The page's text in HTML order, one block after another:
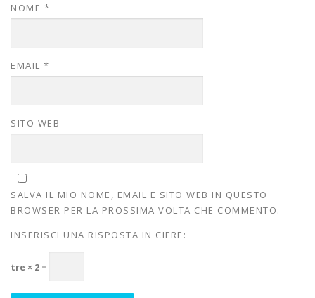
NOME *
EMAIL *
SITO WEB
SALVA IL MIO NOME, EMAIL E SITO WEB IN QUESTO
BROWSER PER LA PROSSIMA VOLTA CHE COMMENTO.
INSERISCI UNA RISPOSTA IN CIFRE:
tre × 2 =